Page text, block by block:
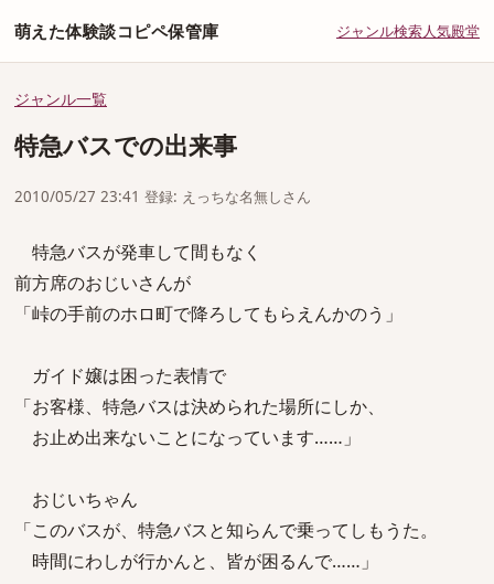
萌えた体験談コピペ保管庫 ジャンル検索人気殿堂
ジャンル一覧
特急バスでの出来事
2010/05/27 23:41 登録: えっちな名無しさん
特急バスが発車して間もなく
前方席のおじいさんが
「峠の手前のホロ町で降ろしてもらえんかのう」
ガイド嬢は困った表情で
「お客様、特急バスは決められた場所にしか、
お止め出来ないことになっています……」
おじいちゃん
「このバスが、特急バスと知らんで乗ってしもうた。
時間にわしが行かんと、皆が困るんで……」